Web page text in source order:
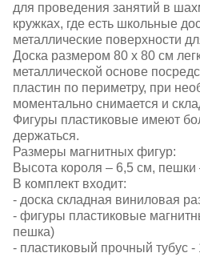
для проведения занятий в
кружках, где есть школьные
металлические поверхности
Доска размером 80 х 80 см
металлической основе
пластин по периметру, при
моментально снимается и
Фигуры пластиковые имеют
держаться.
Размеры магнитных фигур:
Высота короля – 6,5 см, пешки
В комплект входит:
- доска складная виниловая
- фигуры пластиковые
пешка)
- пластиковый прочный тубус -